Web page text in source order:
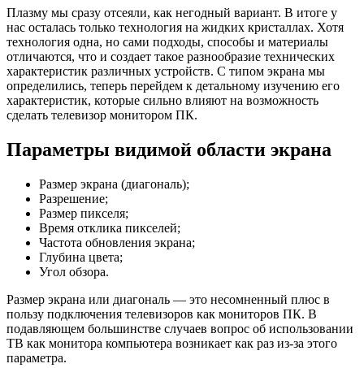
Плазму мы сразу отсеяли, как негодный вариант. В итоге у
нас осталась только технология на жидких кристаллах. Хотя
технология одна, но сами подходы, способы и материалы
отличаются, что и создает такое разнообразие технических
характеристик различных устройств. С типом экрана мы
определились, теперь перейдем к детальному изучению его
характеристик, которые сильно влияют на возможность
сделать телевизор монитором ПК.
Параметры видимой области экрана
Размер экрана (диагональ);
Разрешение;
Размер пикселя;
Время отклика пикселей;
Частота обновления экрана;
Глубина цвета;
Угол обзора.
Размер экрана или диагональ — это несомненный плюс в
пользу подключения телевизоров как мониторов ПК. В
подавляющем большинстве случаев вопрос об использовании
ТВ как монитора компьютера возникает как раз из-за этого
параметра.